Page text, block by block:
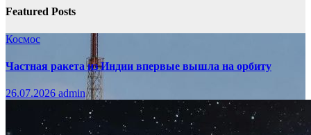
Featured Posts
Космос
Частная ракета из Индии впервые вышла на орбиту
26.07.2026 admin